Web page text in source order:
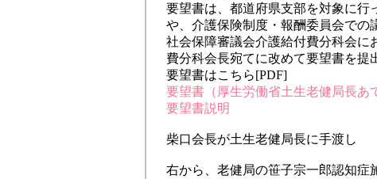
要望書は、都道府県支部を対象に行
や、介護保険制度・報酬委員会での
社会保障審議会介護給付費分科会に
費分科会長宛てに改めて要望書を提
要望書はこちら[PDF]
要望書（厚生労働省土生老健局長あ
要望書説明
柴口会長が土生老健局長に手渡し
右から、老健局の笹子宗一郎認知症